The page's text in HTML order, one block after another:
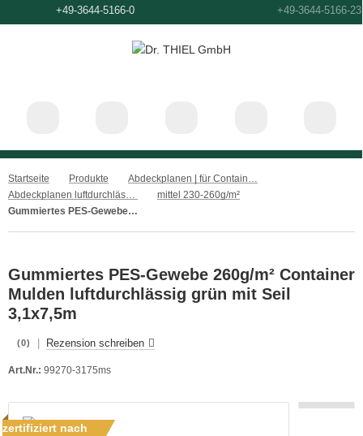
+49-3644-5166-0
Startseite Produkte
Abdeckplanen | für Container, Ladeflächen und Anhänger
Abdeckplanen luftdurchlässig
mittel 230-260g/m²
Gummiertes PES-Gewebe 260g/m² Container Mulden luftdurchlässig grün mit Seil 3,1x7,5m
Gummiertes PES-Gewebe 260g/m² Container
Mulden luftdurchlässig grün mit Seil
3,1x7,5m
(0) Rezension schreiben
Art.Nr.: 99270-3175ms
zertifiziert nach